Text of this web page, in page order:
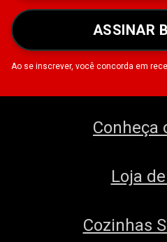
ASSINAR
Ao se inscrever, você concorda em
Conheça
Loja
Cozinhas